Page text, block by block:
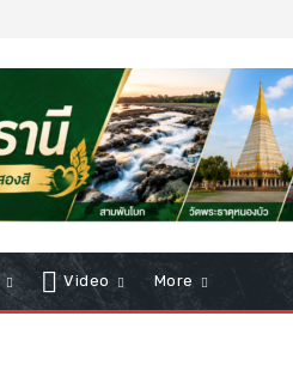
Video More